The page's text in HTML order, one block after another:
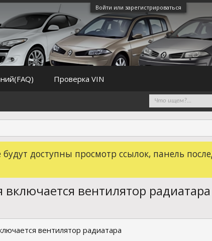
Войти или зарегистрироваться
доступны просмотр ссылок, панель
вентилятор радиатара
вентилятор радиатара
Проверка VIN